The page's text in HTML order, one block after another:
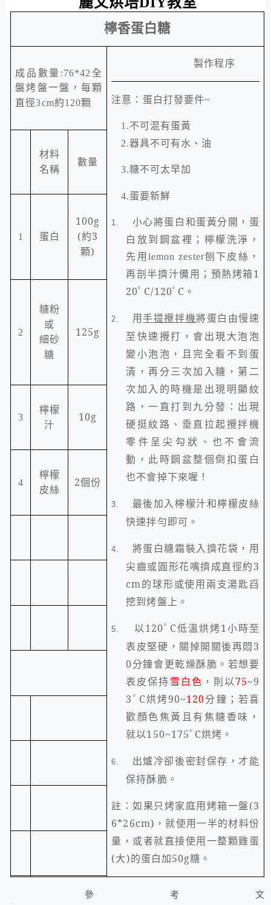
檸香蛋白糖
成品數量 :76*42 全
盤烤盤一盤，每顆
直徑3cm約120顆
製作程序
注意：蛋白打發要件~
1.不可混有蛋黃
2.器具不可有水、油
3.糖不可太早加
4.蛋要新鮮
1.
小心將蛋白和蛋黃分開，蛋
白放到鋼盆裡；檸檬洗淨，
先用 lemon zester刨下皮絲，
再剖半擠汁備用；預熱烤箱1
20ﾟ C/120ﾟ C 。
2. 用手提攪拌機將蛋白由慢速
至快速攪打，會出現大泡泡
變小泡泡，且完全看不到蛋
清，再分三次加入糖，第二
次加入的時機是出現明顯紋
路，一直打到九分發：出現
硬挺紋路、垂直拉起攪拌機
零件呈尖勾狀、也不會流
動，此時鋼盆整個倒扣蛋白
也不會掉下來喔！
3.
最後加入檸檬汁和檸檬皮絲
快速拌勻即可。
4.
將蛋白糖霜裝入擠花袋，用
尖齒或圓形花嘴擠成直徑約3
cm的球形或使用兩支湯匙舀
挖到烤盤上。
5. 以120ﾟ C低溫烘烤1小時至
表皮堅硬，關掉開關後再悶3
0分鐘會更乾燥酥脆。若想要
表皮保持雪白色 ，則以75~9
3ﾟ C烘烤90~120分鐘；若喜
歡顏色焦黃且有焦糖香味，
就以150~175ﾟ C烘烤。
6.
出爐冷卻後密封保存，才能
保持酥脆。
註：如果只烤家庭用烤箱一盤(3
6*26cm) ，就使用一半的材料份
量，或者就直接使用一整顆雞蛋
(大)的蛋白加50g糖。
材料
名稱
數量
1 蛋白
100g
(約3
顆)
2
糖粉
或
細砂
糖
125g
3
檸檬
汁
10g
4
檸檬
皮絲
2個份
參考文